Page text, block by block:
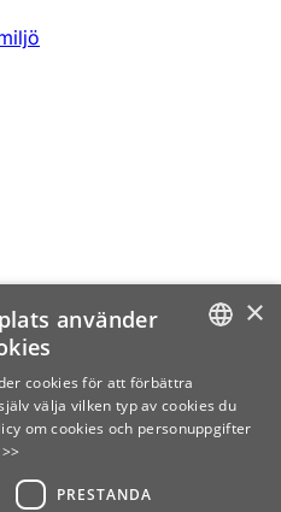
SWEDISH
×
använder
cookies för att förbättra
välja vilken typ av cookies du
om cookies och personuppgifter
>>
PRESTANDA